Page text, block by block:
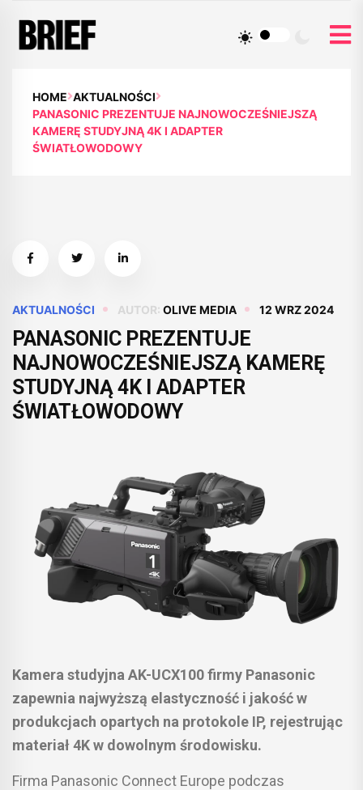
HOME AKTUALNOŚCI
PANASONIC PREZENTUJE NAJNOWOCZEŚNIEJSZĄ
KAMERĘ STUDYJNĄ 4K I ADAPTER
ŚWIATŁOWODOWY
AKTUALNOŚCI AUTOR: OLIVE MEDIA 12 WRZ 2024
PANASONIC PREZENTUJE
NAJNOWOCZEŚNIEJSZĄ KAMERĘ
STUDYJNĄ 4K I ADAPTER
ŚWIATŁOWODOWY
Kamera studyjna AK-UCX100 firmy Panasonic
zapewnia najwyższą elastyczność i jakość w
produkcjach opartych na protokole IP, rejestrując
materiał 4K w dowolnym środowisku.
Firma Panasonic Connect Europe podczas